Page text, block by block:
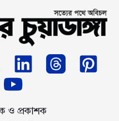
ও প্রকাশক